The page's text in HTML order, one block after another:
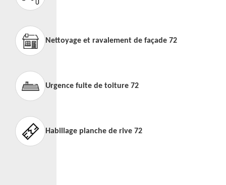
Nettoyage et ravalement de façade 72
Urgence fuite de toiture 72
Habillage planche de rive 72